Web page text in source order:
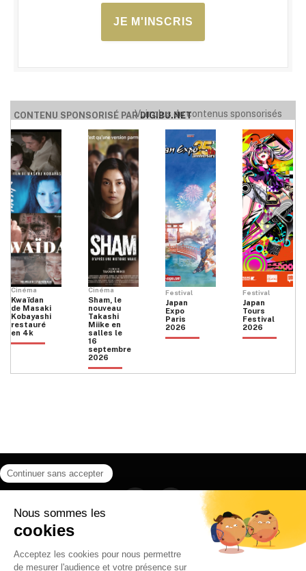
JE M'INSCRIS
CONTENU SPONSORISÉ PARDIGIBU.NET
Voir plus de contenus sponsorisés
Cinéma
Kwaïdan
de Masaki
Kobayashi
restauré
en 4k
Cinéma
Sham, le
nouveau
Takashi
Miike en
salles le
16
septembre
2026
Festival
Japan
Expo
Paris
2026
Festival
Japan
Tours
Festival
2026
Instagram
CONTACT
POLITIQUE DE CONFIDENTIALITÉ